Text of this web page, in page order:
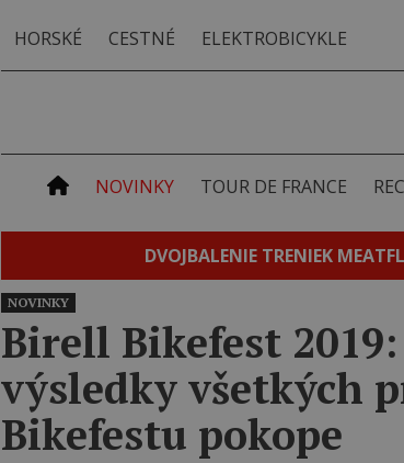
HORSKÉ CESTNÉ ELEKTROBICYKLE
NOVINKY TOUR DE FRANCE
DVOJBALENIE TRENIEK
NOVINKY
Birell Bikefest
výsledky všetkých
Bikefestu pokope